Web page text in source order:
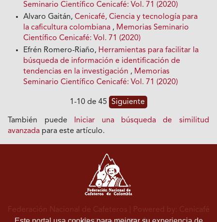
Seminario Científico Cenicafé: Vol. 71 (2020)
Alvaro Gaitán,Cenicafé, Ciencia y tecnología para
la caficultura colombiana , Memorias Seminario
Científico Cenicafé: Vol. 71 (2020)
Efrén Romero-Riaño, Herramientas para facilitar la
búsqueda de información e identificación de
tendencias en la investigación , Memorias
Seminario Científico Cenicafé: Vol. 71 (2020)
1-10 de 45 Siguiente
También puede
Iniciar una búsqueda de similitud
avanzada para este artículo.
Federación Nacional de Cafeteros | Powered by: Cenicafé